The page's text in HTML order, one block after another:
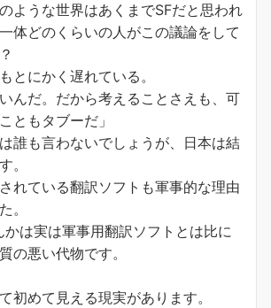
ような世界はあくまでSFだと思われ
体どのくらいの人がこの議論をして
とにかく遅れている。
んだ。だから考えることさえも、可
ともタブーだ」
誰も言わないでしょうが、日本は結
。
れている翻訳ソフトも軍事的な理由
。
は実は軍事用翻訳ソフトとは比に
の悪い代物です。
初めて見える現実があります。